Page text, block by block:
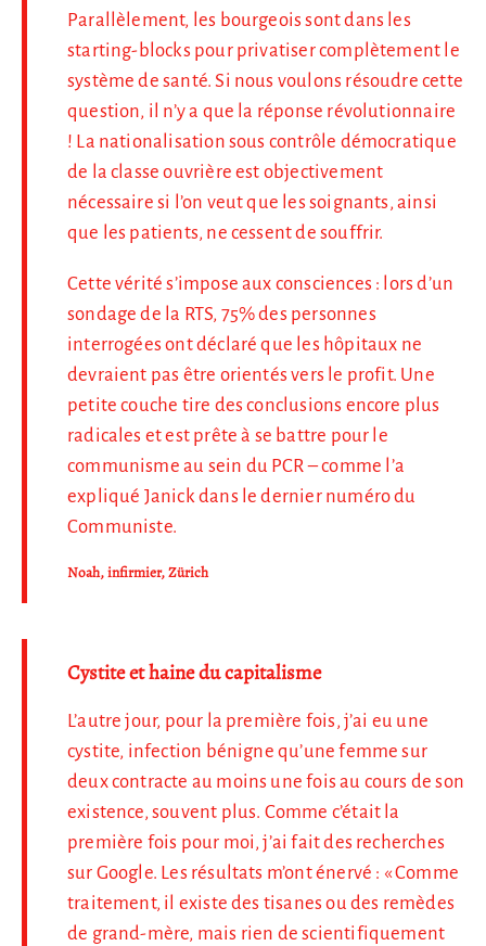
Parallèlement, les bourgeois sont dans les
starting-blocks pour privatiser complètement le
système de santé. Si nous voulons résoudre cette
question, il n’y a que la réponse révolutionnaire
! La nationalisation sous contrôle démocratique
de la classe ouvrière est objectivement
nécessaire si l’on veut que les soignants, ainsi
que les patients, ne cessent de souffrir.
Cette vérité s’impose aux consciences : lors d’un
sondage de la RTS, 75% des personnes
interrogées ont déclaré que les hôpitaux ne
devraient pas être orientés vers le profit. Une
petite couche tire des conclusions encore plus
radicales et est prête à se battre pour le
communisme au sein du PCR – comme l’a
expliqué Janick dans le dernier numéro du
Communiste.
Noah, infirmier, Zürich
Cystite et haine du capitalisme
L’autre jour, pour la première fois, j’ai eu une
cystite, infection bénigne qu’une femme sur
deux contracte au moins une fois au cours de son
existence, souvent plus. Comme c’était la
première fois pour moi, j’ai fait des recherches
sur Google. Les résultats m’ont énervé : « Comme
traitement, il existe des tisanes ou des remèdes
de grand-mère, mais rien de scientifiquement